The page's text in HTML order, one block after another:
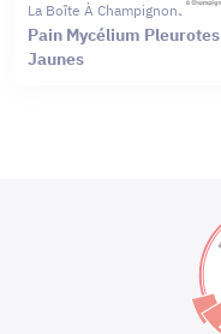
La Boîte À Champignons
Pain Mycélium Pleurotes
Jaunes